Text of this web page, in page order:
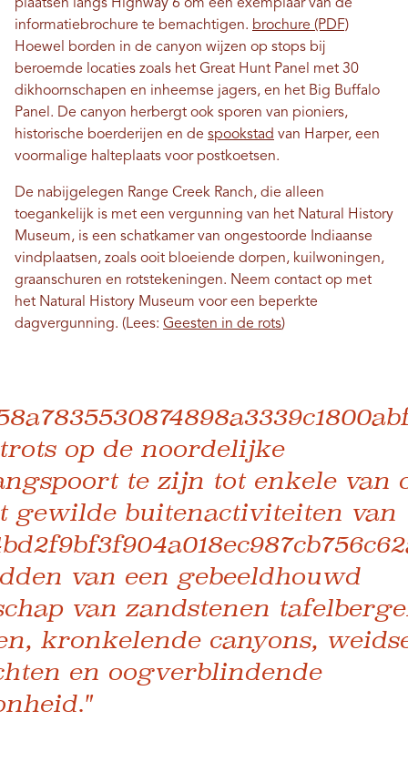
plaatsen langs Highway 6 om een ​​exemplaar van de
informatiebrochure te bemachtigen. brochure (PDF)
Hoewel borden in de canyon wijzen op stops bij
beroemde locaties zoals het Great Hunt Panel met 30
dikhoornschapen en inheemse jagers, en het Big Buffalo
Panel. De canyon herbergt ook sporen van pioniers,
historische boerderijen en de spookstad van Harper, een
voormalige halteplaats voor postkoetsen.
De nabijgelegen Range Creek Ranch, die alleen
toegankelijk is met een vergunning van het Natural History
Museum, is een schatkamer van ongestoorde Indiaanse
vindplaatsen, zoals ooit bloeiende dorpen, kuilwoningen,
graanschuren en rotstekeningen. Neem contact op met
het Natural History Museum voor een beperkte
dagvergunning. (Lees: Geesten in de rots)
op de noordelijke
te zijn tot enkele van
gewilde buitenactiviteiten van
van een gebeeldhouwd
van zandstenen
kronkelende canyons,
en oogverblindende